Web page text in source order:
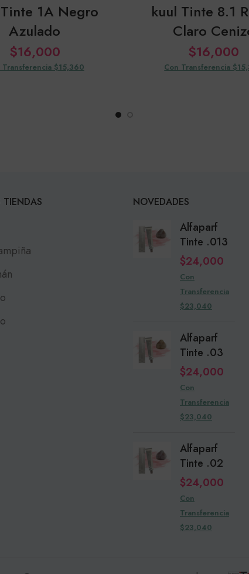
1A Negro
Azulado
$16,000
Transferencia $15,360
kuul Tinte 8.1
Claro
$16,000
Con Transferencia
TIENDAS NOVEDADES
Alfaparf
Tinte .013
$24,000
Con
Transferencia
$23,040
Alfaparf
Tinte .03
$24,000
Con
Transferencia
$23,040
Alfaparf
Tinte .02
$24,000
Con
Transferencia
$23,040